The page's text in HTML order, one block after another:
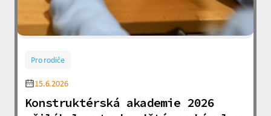
Pro rodiče
15.6.2026
Konstruktérská akademie 2026